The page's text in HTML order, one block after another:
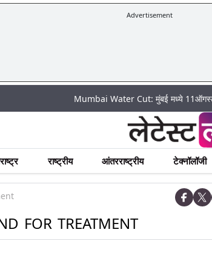
Advertisement
Mumbai Water Cut: मुंबई मध्ये 11ऑगस्टला 24
राष्ट्रीय आंतरराष्ट्रीय टेक्नॉलॉजी
FOR TREATMENT